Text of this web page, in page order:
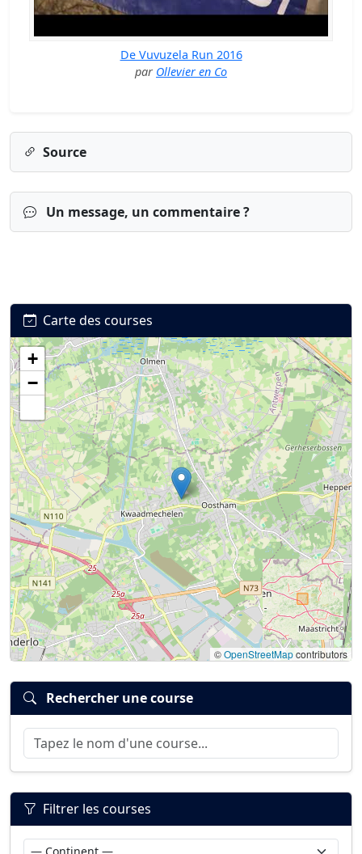
De Vuvuzela Run 2016
par Ollevier en Co
Source
Un message, un commentaire ?
Connexion S’inscrire mot de passe oublié ?
Carte des courses
+
−
©OpenStreetMapcontributors
Rechercher une course
Filtrer les courses